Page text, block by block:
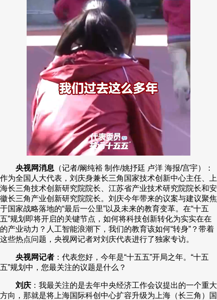
央视网消息 （记者/阚纯裕 制作/姚抒廷 卢洋 海报/宫宇）：
作为全国人大代表，刘庆身兼长三角国家技术创新中心主任、上
海长三角技术创新研究院院长、江苏省产业技术研究院院长和安
徽长三角产业创新研究院院长。刘庆今年带来的议案与建议聚焦
于国家战略落地的“最后一公里”以及未来的教育变革。在“十五
五”规划即将开启的关键节点，如何将科技创新转化为实实在在
的产业动力？人工智能浪潮下，我们的教育该如何“转身”？带着
这些热点问题，央视网记者对刘庆代表进行了独家专访。
央视网记者 ：代表您好，今年是“十五五”开局之年。“十五
五”规划中，您最关注的议题是什么？
刘庆 ：我最关注的是去年中央经济工作会议提出的一个重大
方向，那就是将上海国际科创中心扩容升级为上海（长三角）国